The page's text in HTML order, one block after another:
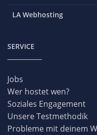
LA Webhosting
SERVICE
Jobs
Wer hostet wen?
Soziales Engagement
Unsere Testmethodik
Probleme mit deinem